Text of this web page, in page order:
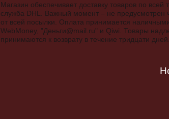
Магазин обеспечивает доставку товаров по
служба DHL. Важный момент – не предусмотрен
от всей посылки. Оплата принимается
WebMoney, "Деньги@mail.ru" и Qiwi. Товары
принимаются к возврату в течение тридцати дней.